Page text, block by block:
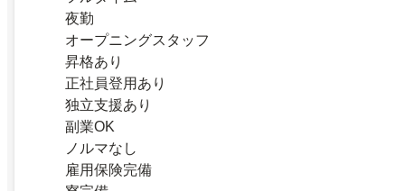
夜勤
オープニングスタッフ
昇格あり
正社員登用あり
独立支援あり
副業OK
ノルマなし
雇用保険完備